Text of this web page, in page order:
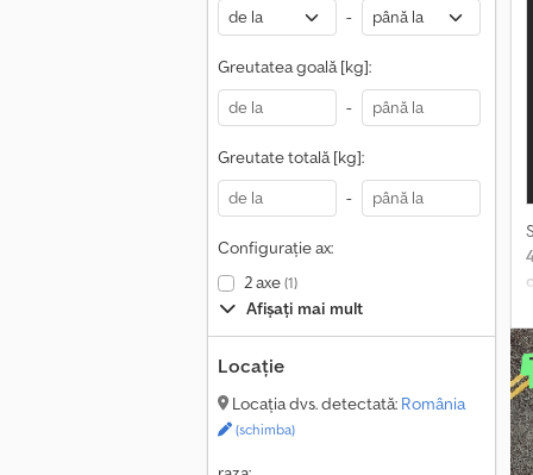
-
Greutatea goală [kg]:
-
Greutate totală [kg]:
-
Configurație ax:
2 axe(1)
Afișați mai mult
Locație
Locația dvs. detectată: România
(schimba)